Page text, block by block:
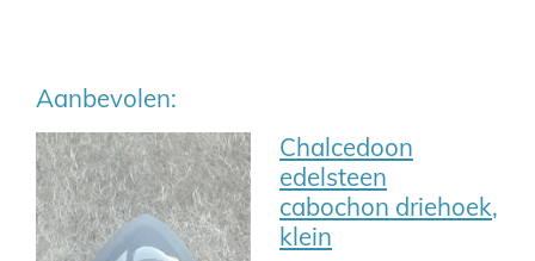
Aanbevolen:
Chalcedoon
edelsteen
cabochon driehoek,
klein